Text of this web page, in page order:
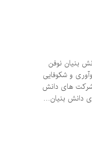
بنیان نوفن
و شکوفایی
های دانش
دانش بنیان…